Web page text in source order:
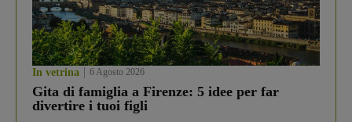
In vetrina 6 Agosto 2026
Gita di famiglia a Firenze: 5 idee per far
divertire i tuoi figli